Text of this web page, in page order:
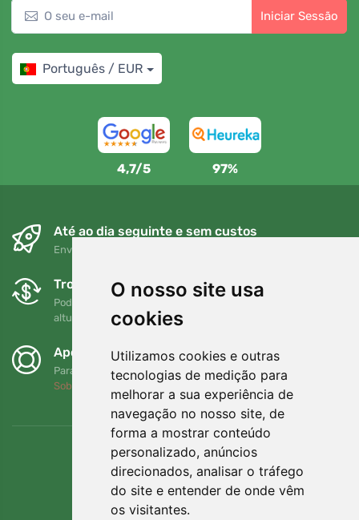
O nosso site usa
cookies
Utilizamos cookies e outras
tecnologias de medição para
melhorar a sua experiência de
navegação no nosso site, de
forma a mostrar conteúdo
personalizado, anúncios
direcionados, analisar o tráfego
do site e entender de onde vêm
os visitantes.
Iniciar Sessão
Português / EUR
4,7/5 97%
Até ao dia seguinte e sem custos
Envio gratuito para encomendas superiores a 80 EUR
Trocas e devoluções gratuitas
Pode devolver ou trocar a sua encomenda em qualquer
altura no prazo de 90 dias
Apoiamos a Trees.org
Para cada encomenda plantamos uma árvore! Leia mais
Sobre nós